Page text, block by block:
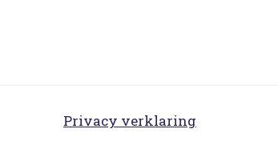
Privacy verklaring